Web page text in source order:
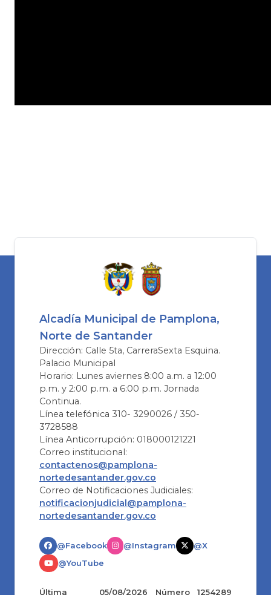
Alcadía Municipal de Pamplona,
Norte de Santander
Dirección: Calle 5ta, CarreraSexta Esquina.
Palacio Municipal
Horario: Lunes aviernes 8:00 a.m. a 12:00
p.m. y 2:00 p.m. a 6:00 p.m. Jornada
Continua.
Línea telefónica 310- 3290026 / 350-
3728588
Línea Anticorrupción: 018000121221
Correo institucional:
contactenos@pamplona-
nortedesantander.gov.co
Correo de Notificaciones Judiciales:
notificacionjudicial@pamplona-
nortedesantander.gov.co
@Facebook @Instagram
@X
@YouTube
Última 05/08/2026 Número 1254289